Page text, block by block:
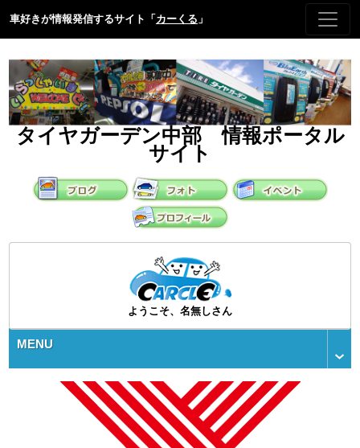
車好きが情報発信するサイト「 カーくる 」
タイヤガーデン中部 情報ポータル
サイト
ようこそ、名無しさん
MENU